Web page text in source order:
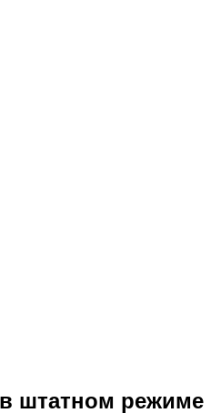
в штатном режиме